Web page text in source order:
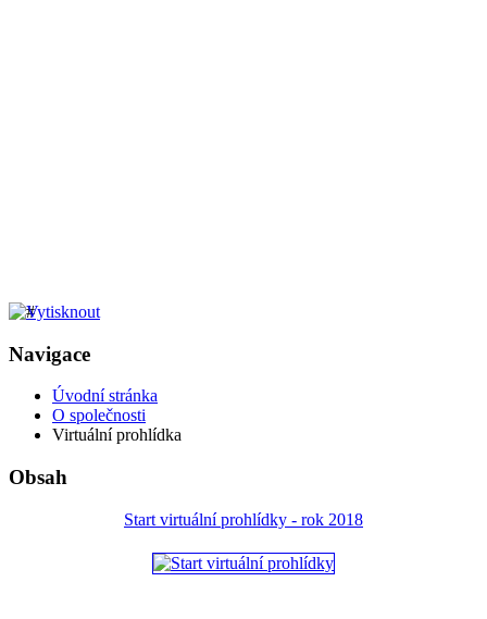
Navigace
Úvodní stránka
O společnosti
Virtuální prohlídka
Obsah
Start virtuální prohlídky - rok 2018